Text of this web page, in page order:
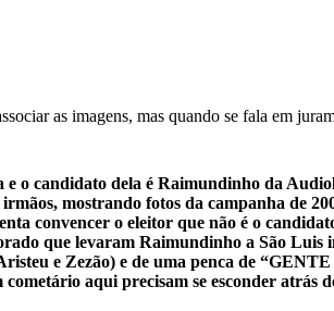
as imagens, mas quando se fala em
o candidato dela é Raimundinho da
mostrando fotos da campanha de
convencer o eleitor que não é o
que levaram Raimundinho a São Luis
e Zezão) e de uma penca de
aqui precisam se esconder atrás